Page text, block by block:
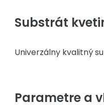
Substrát
Univerzálny kvalitný
Parametre a